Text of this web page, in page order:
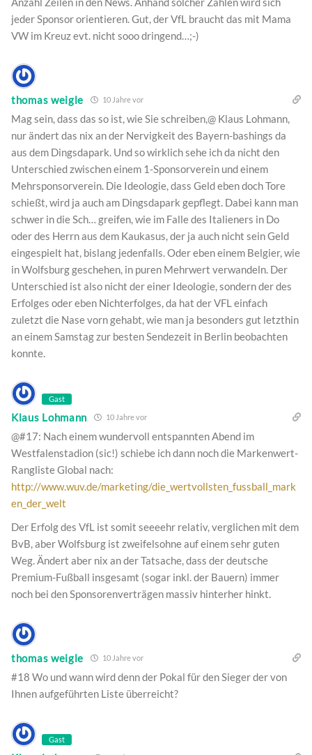
jeder Sponsor orientieren. Gut, der VfL braucht das mit Mama
VW im Kreuz evt. nicht sooo dringend…;-)
thomas weigle 10 Jahre vor
Mag sein, dass das so ist, wie Sie schreiben,@ Klaus Lohmann,
nur ändert das nix an der Nervigkeit des Bayern-bashings da
aus dem Dingsdapark. Und so wirklich sehe ich da nicht den
Unterschied zwischen einem 1-Sponsorverein und einem
Mehrsponsorverein. Die Ideologie, dass Geld eben doch Tore
schießt, wird ja auch am Dingsdapark gepflegt. Dabei kann man
schwer in die Sch… greifen, wie im Falle des Italieners in Do
oder des Herrn aus dem Kaukasus, der ja auch nicht sein Geld
eingespielt hat, bislang jedenfalls. Oder eben einem Belgier, wie
in Wolfsburg geschehen, in puren Mehrwert verwandeln. Der
Unterschied ist also nicht der einer Ideologie, sondern der des
Erfolges oder eben Nichterfolges, da hat der VFL einfach
zuletzt die Nase vorn gehabt, wie man ja besonders gut letzthin
an einem Samstag zur besten Sendezeit in Berlin beobachten
konnte.
Gast
Klaus Lohmann 10 Jahre vor
@#17: Nach einem wundervoll entspannten Abend im
Westfalenstadion (sic!) schiebe ich dann noch die Markenwert-
Rangliste Global nach:
http://www.wuv.de/marketing/die_wertvollsten_fussball_mark
en_der_welt
Der Erfolg des VfL ist somit seeeehr relativ, verglichen mit dem
BvB, aber Wolfsburg ist zweifelsohne auf einem sehr guten
Weg. Ändert aber nix an der Tatsache, dass der deutsche
Premium-Fußball insgesamt (sogar inkl. der Bauern) immer
noch bei den Sponsorenverträgen massiv hinterher hinkt.
thomas weigle 10 Jahre vor
#18 Wo und wann wird denn der Pokal für den Sieger der von
Ihnen aufgeführten Liste überreicht?
Gast